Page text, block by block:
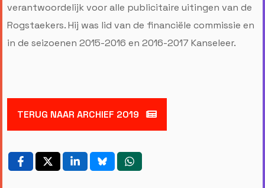
verantwoordelijk voor alle publicitaire uitingen van de
Rogstaekers. Hij was lid van de financiële commissie en
in de seizoenen 2015-2016 en 2016-2017 Kanseleer.
TERUG NAAR ARCHIEF 2019